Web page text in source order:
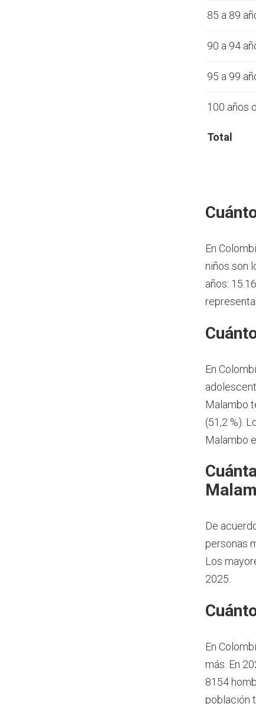
85 a 89
90 a 94
95 a 99
100 años
Total
En
niños son
años:
En
Malambo
(51,2 %).
Malambo
De
personas
Los
2025.
En
más. En
8154
población